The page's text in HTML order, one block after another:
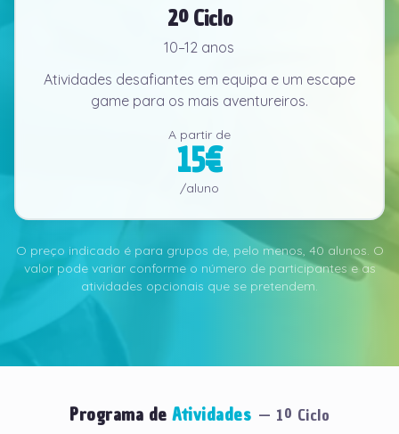
2º Ciclo
10–12 anos
Atividades desafiantes em equipa e um escape
game para os mais aventureiros.
A partir de
15€
/aluno
O preço indicado é para grupos de, pelo menos, 40 alunos. O
valor pode variar conforme o número de participantes e as
atividades opcionais que se pretendem.
Programa de Atividades — 1º Ciclo